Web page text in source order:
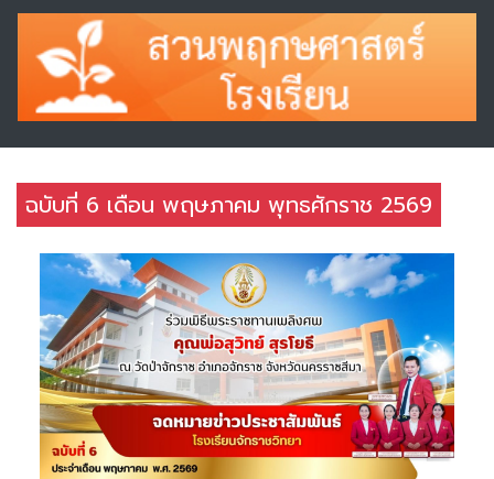
ฉบับที่ 6 เดือน พฤษภาคม พุทธศักราช 2569